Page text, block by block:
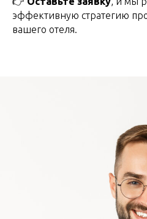
эффективную стратегию
вашего отеля.